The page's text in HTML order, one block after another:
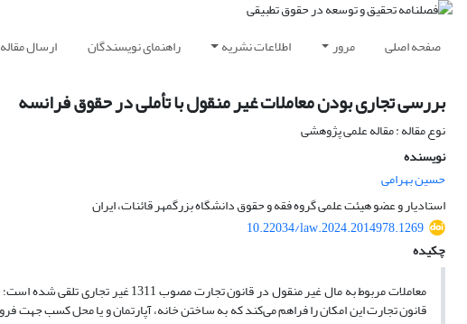
صفحه اصلی مرور اطلاعات نشریه راهنمای نویسندگان ارسال مقاله
بررسی تجاری بودن معاملات غیر منقول با تأملی در حقوق فرانسه
نوع مقاله : مقاله علمی پژوهشی
نویسنده
حسین بهرامی
استادیار و عضو هیئت علمی گروه فقه و حقوق دانشگاه بزرگمهر قائنات، ایران
10.22034/law.2024.2014978.1269
چکیده
قانون تجارت این امکان را فراهم می‌کند که به ساختن خانه، آپارتمان و یا محل کسب جهت